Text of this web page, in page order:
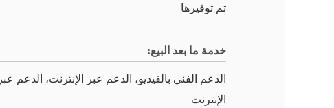
تم توفيرها
خدمة ما بعد البيع:
الدعم الفني بالفيديو، الدعم عبر الإنترنت، الدعم عبر
الإنترنت